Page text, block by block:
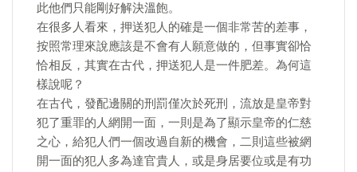
此他們只能剛好解決溫飽。
在很多人看來，押送犯人的確是一個非常苦的差事，
按照常理來說應該是不會有人願意做的，但事實卻恰
恰相反，其實在古代，押送犯人是一件肥差。為何這
樣說呢？
在古代，發配邊關的刑罰僅次於死刑，流放是皇帝對
犯了重罪的人網開一面，一則是為了顯示皇帝的仁慈
之心，給犯人們一個改過自新的機會，二則這些被網
開一面的犯人多為達官貴人，或是身居要位或是有功